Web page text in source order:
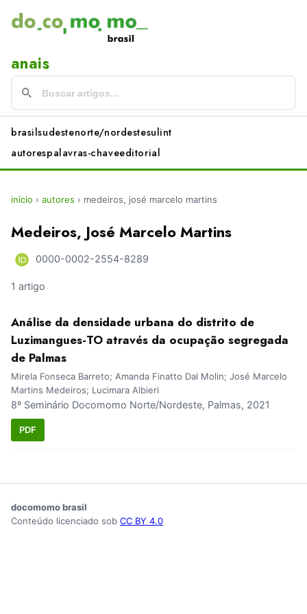
anais
brasilsudestenorte/nordestesulint
autorespalavras-chaveeditorial
início › autores › medeiros, josé marcelo martins
Medeiros, José Marcelo Martins
0000-0002-2554-8289
1 artigo
Análise da densidade urbana do distrito de
Luzimangues-TO através da ocupação segregada
de Palmas
Mirela Fonseca Barreto; Amanda Finatto Dal Molin; José Marcelo
Martins Medeiros; Lucimara Albieri
8º Seminário Docomomo Norte/Nordeste, Palmas, 2021
PDF
docomomo brasil
Conteúdo licenciado sob CC BY 4.0